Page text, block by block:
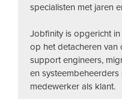
specialisten met jaren
Jobfinity is opgericht
op het detacheren van
support engineers,
en
medewerker als klant.